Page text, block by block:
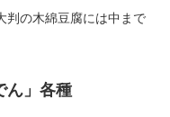
判の木綿豆腐には中まで
ん」各種